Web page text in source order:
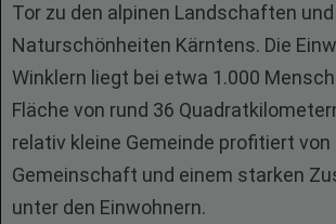
Tor zu den alpinen Landschaften und
Naturschönheiten Kärntens. Die
Winklern liegt bei etwa 1.000
Fläche von rund 36
relativ kleine Gemeinde profitiert von
Gemeinschaft und einem starken
unter den Einwohnern.